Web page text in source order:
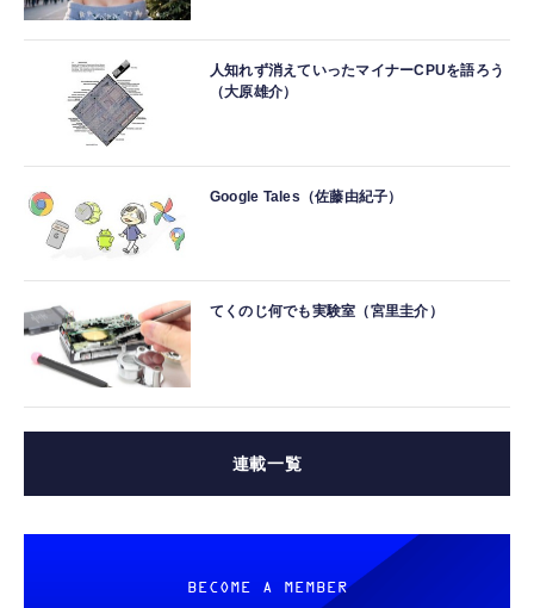
人知れず消えていったマイナーCPUを語ろう
（大原雄介）
Google Tales（佐藤由紀子）
てくのじ何でも実験室（宮里圭介）
連載一覧
BECOME A MEMBER